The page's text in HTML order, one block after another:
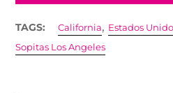
TAGS: California, Estados
Sopitas Los Angeles